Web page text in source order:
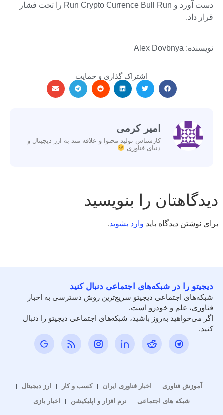
دست آورد و Run Crypto Currence Bull Run را تحت فشار
قرار داد.
نویسنده: Alex Dovbnya
اشتراک گذاری و حمایت
امیر کرمی
کارشناس تولید محتوا و علاقه مند به ارز دیجیتال و
دنیای فناوری
دیدگاهتان را بنویسید
برای نوشتن دیدگاه باید وارد بشوید.
دیجیتو را در شبکه‌های اجتماعی دنبال کنید
شبکه‌های اجتماعی دیجیتو سریع‌ترین روش دسترسی به اخبار
فناوری، علم و خودرو است.
اگر می‌خواهید به‌روز باشید، شبکه‌های اجتماعی دیجیتو را دنبال
کنید.
آموزش فناوری اخبار فناوری ایران کسب و کار
ارز دیجیتال
شبکه های اجتماعی
نرم افزار و اپلیکیشن اخبار بازی